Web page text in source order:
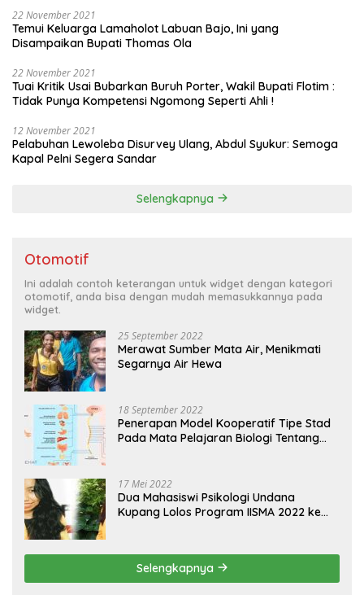
22 November 2021
Temui Keluarga Lamaholot Labuan Bajo, Ini yang
Disampaikan Bupati Thomas Ola
22 November 2021
Tuai Kritik Usai Bubarkan Buruh Porter, Wakil Bupati Flotim :
Tidak Punya Kompetensi Ngomong Seperti Ahli !
12 November 2021
Pelabuhan Lewoleba Disurvey Ulang, Abdul Syukur: Semoga
Kapal Pelni Segera Sandar
Selengkapnya
Otomotif
Ini adalah contoh keterangan untuk widget dengan kategori
otomotif, anda bisa dengan mudah memasukkannya pada
widget.
25 September 2022
Merawat Sumber Mata Air, Menikmati
Segarnya Air Hewa
18 September 2022
Penerapan Model Kooperatif Tipe Stad
Pada Mata Pelajaran Biologi Tentang
17 Mei 2022
Dua Mahasiswi Psikologi Undana
Kupang Lolos Program IISMA 2022 ke
Selengkapnya